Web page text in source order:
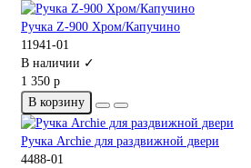
Ручка Z-900 Хром/Капучино
11941-01
В наличии ✓
1 350 р
В корзину
Ручка Archie для раздвижной двери
4488-01